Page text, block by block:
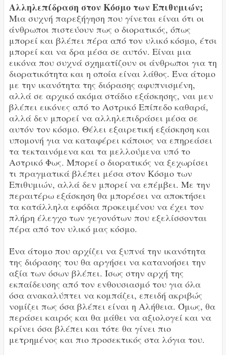
Αλληλεπίδραση στον Κόσμο των Επιθυμιών;
Μια συχνή παρεξήγηση που γίνεται είναι ότι οι
άνθρωποι πιστεύουν πως ο διορατικός, όπως
μπορεί και βλέπει πέρα από τον υλικό κόσμο, έτσι
μπορεί και να δρα μέσα σε αυτόν. Είναι μια
εικόνα που συχνά σχηματίζουν οι άνθρωποι για τη
διορατικότητα και η οποία είναι λάθος. Ένα άτομο
με την ικανότητα της διόρασης αφυπνισμένη,
αλλά σε αρχικό ακόμα στάδιο εξάσκησης, ναι μεν
βλέπει εικόνες από το Αστρικό Επίπεδο καθαρά,
αλλά δεν μπορεί να αλληλεπιδράσει μέσα σε
αυτόν τον κόσμο. Θέλει εξαιρετική εξάσκηση και
υπομονή για να καταφέρει κάποιος να επηρεάσει
τα τεκταινόμενα και τα μελλούμενα υπό το
Αστρικό Φως. Μπορεί ο διορατικός να ξεχωρίσει
τι πραγματικά βλέπει μέσα στον Κόσμο των
Επιθυμιών, αλλά δεν μπορεί να επέμβει. Με την
περαιτέρω εξάσκηση θα μπορέσει να αποκτήσει
τα κατάλληλα εφόδια προκειμένου να έχει τον
πλήρη έλεγχο των γεγονότων που εξελίσσονται
πέρα από τον υλικό μας κόσμο.
Ένα άτομο που αρχίζει να ξυπνά την ικανότητα
της διόρασης του θα αργήσει να κατανοήσει την
αξία των όσων βλέπει. Ίσως στην αρχή της
εκπαίδευσης από τον ενθουσιασμό του για όλα
όσα ανακαλύπτει να κομπάζει, επειδή ακριβώς
νομίζει πως όσα βλέπει είναι η Αλήθεια. Όμως, θα
περάσει καιρός και θα μάθει να αξιολογεί και να
κρίνει όσα βλέπει και τότε θα γίνει πιο
μετρημένος και πιο προσεκτικός στα λόγια του.